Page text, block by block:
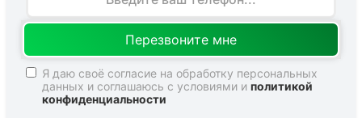
Я даю своё согласие на обработку персональных
данных и соглашаюсь с условиями и политикой
конфиденциальности